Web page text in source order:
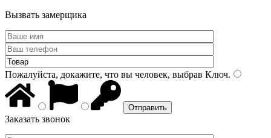
Вызвать замерщика
Пожалуйста, докажите, что вы человек, выбрав Ключ.
Заказать звонок